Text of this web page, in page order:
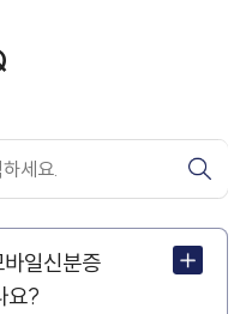
바일신분증
요?